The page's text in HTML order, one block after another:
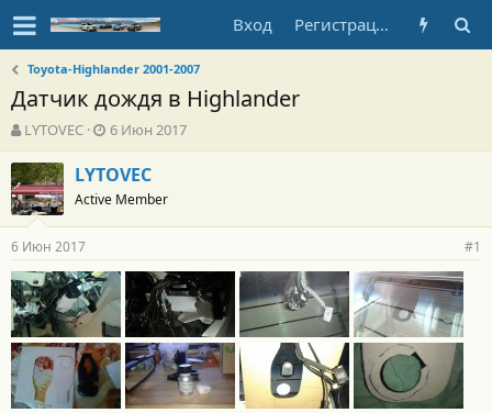
Вход Регистрация
Toyota-Highlander 2001-2007
Датчик дождя в Highlander
А
в
т
о
р
т
е
м
ы
LYTOVEC
Д
а
т
а
н
а
а
л
а
6 Июн 2017
LYTOVEC
Active Member
6 Июн 2017 #1